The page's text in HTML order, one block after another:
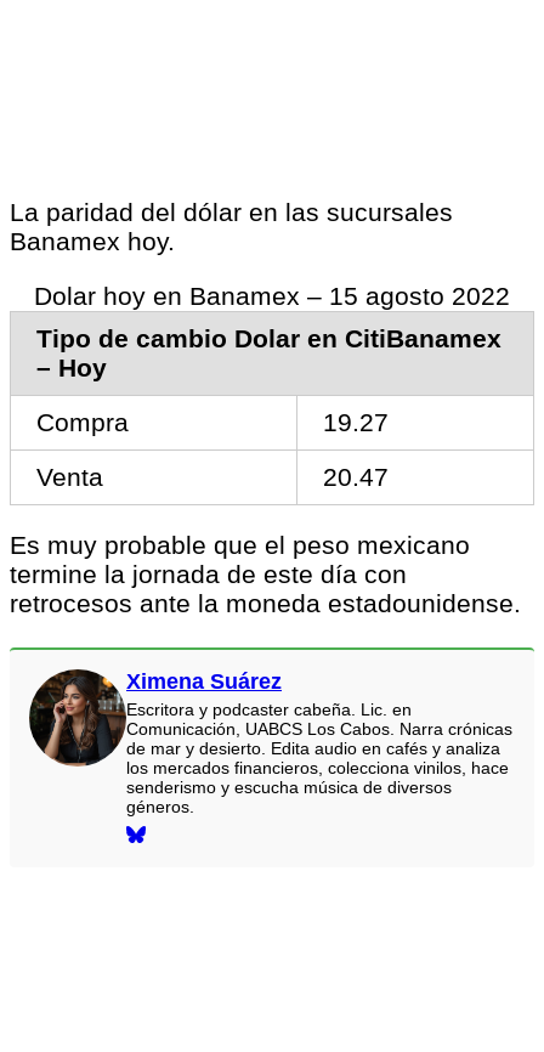
La paridad del dólar en las sucursales
Banamex hoy.
Dolar hoy en Banamex – 15 agosto 2022
Tipo de cambio Dolar en CitiBanamex
– Hoy
Compra
19.27
Venta
20.47
Es muy probable que el peso mexicano
termine la jornada de este día con
retrocesos ante la moneda estadounidense.
Ximena Suárez
Escritora y podcaster cabeña. Lic. en
Comunicación, UABCS Los Cabos. Narra crónicas
de mar y desierto. Edita audio en cafés y analiza
los mercados financieros, colecciona vinilos, hace
senderismo y escucha música de diversos
géneros.